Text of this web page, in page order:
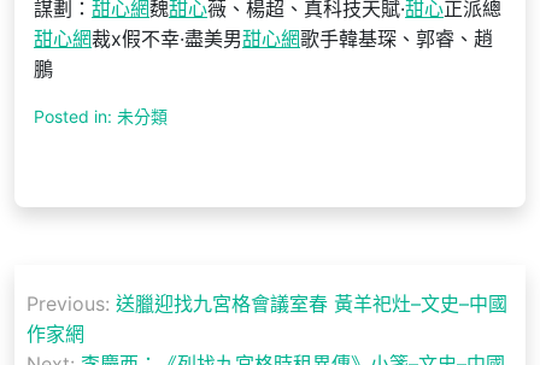
謀劃： 甜心網魏甜心薇、楊超、真科技天賦·甜心正派總
甜心網裁x假不幸·盡美男甜心網歌手韓基琛、郭睿、趙
鵬
Posted in: 未分類
章
Previous: 送臘迎找九宮格會議室春 黃羊祀灶–文史–中國
作家網